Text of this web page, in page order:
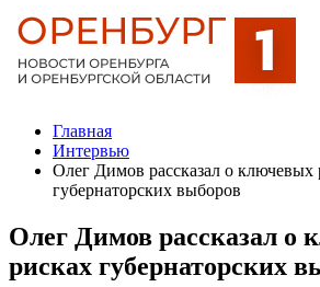
Главная
Интервью
Олег Димов рассказал о ключевых
губернаторских выборов
Олег Димов рассказал о
рисках губернаторских